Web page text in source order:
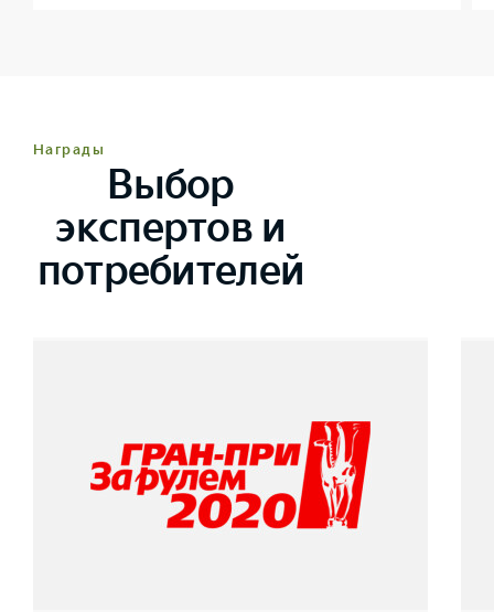
Награды
Выбор
экспертов и
потребителей